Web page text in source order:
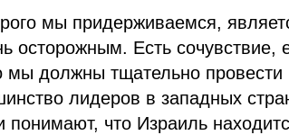
мы придерживаемся,
Есть сочувствие,
должны тщательно провести
лидеров в западных
понимают, что Израиль